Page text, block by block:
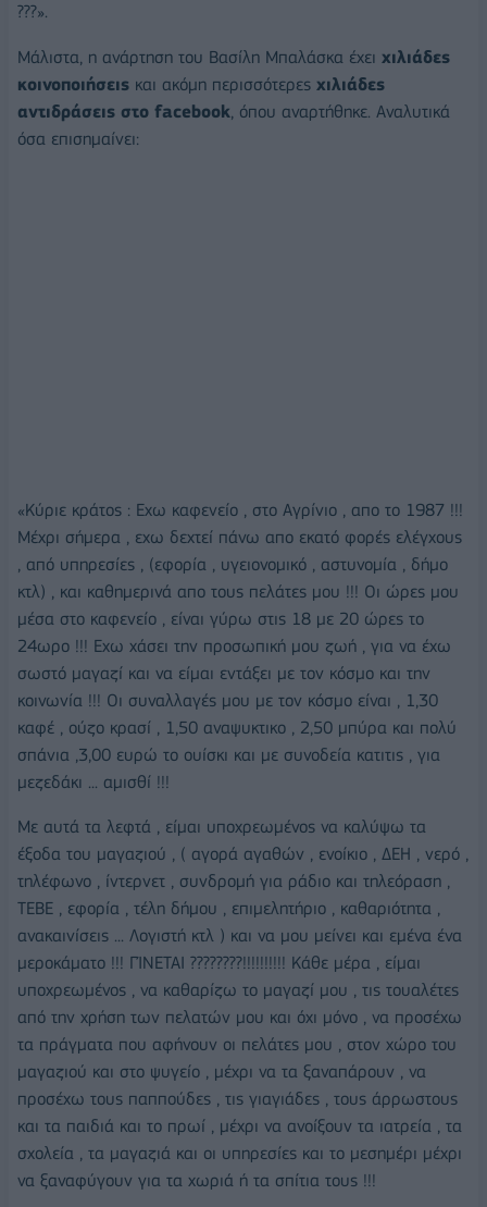
???».
Μάλιστα, η ανάρτηση του Βασίλη Μπαλάσκα έχει χιλιάδες
κοινοποιήσεις και ακόμη περισσότερες χιλιάδες
αντιδράσεις στο facebook, όπου αναρτήθηκε. Αναλυτικά
όσα επισημαίνει:
«Κύριε κράτος : Εχω καφενείο , στο Αγρίνιο , απο το 1987 !!!
Μέχρι σήμερα , εχω δεχτεί πάνω απο εκατό φορές ελέγχους
, από υπηρεσίες , (εφορία , υγειονομικό , αστυνομία , δήμο
κτλ) , και καθημερινά απο τους πελάτες μου !!! Οι ώρες μου
μέσα στο καφενείο , είναι γύρω στις 18 με 20 ώρες το
24ωρο !!! Εχω χάσει την προσωπική μου ζωή , για να έχω
σωστό μαγαζί και να είμαι εντάξει με τον κόσμο και την
κοινωνία !!! Οι συναλλαγές μου με τον κόσμο είναι , 1,30
καφέ , ούζο κρασί , 1,50 αναψυκτικο , 2,50 μπύρα και πολύ
σπάνια ,3,00 ευρώ το ουίσκι και με συνοδεία κατιτις , για
μεζεδάκι ... αμισθί !!!
Με αυτά τα λεφτά , είμαι υποχρεωμένος να καλύψω τα
έξοδα του μαγαζιού , ( αγορά αγαθών , ενοίκιο , ΔΕΗ , νερό ,
τηλέφωνο , ίντερνετ , συνδρομή για ράδιο και τηλεόραση ,
ΤΕΒΕ , εφορία , τέλη δήμου , επιμελητήριο , καθαριότητα ,
ανακαινίσεις ... Λογιστή κτλ ) και να μου μείνει και εμένα ένα
μεροκάματο !!! ΓΊΝΕΤΑΙ ????????!!!!!!!!!! Κάθε μέρα , είμαι
υποχρεωμένος , να καθαρίζω το μαγαζί μου , τις τουαλέτες
από την χρήση των πελατών μου και όχι μόνο , να προσέχω
τα πράγματα που αφήνουν οι πελάτες μου , στον χώρο του
μαγαζιού και στο ψυγείο , μέχρι να τα ξαναπάρουν , να
προσέχω τους παππούδες , τις γιαγιάδες , τους άρρωστους
και τα παιδιά και το πρωί , μέχρι να ανοίξουν τα ιατρεία , τα
σχολεία , τα μαγαζιά και οι υπηρεσίες και το μεσημέρι μέχρι
να ξαναφύγουν για τα χωριά ή τα σπίτια τους !!!